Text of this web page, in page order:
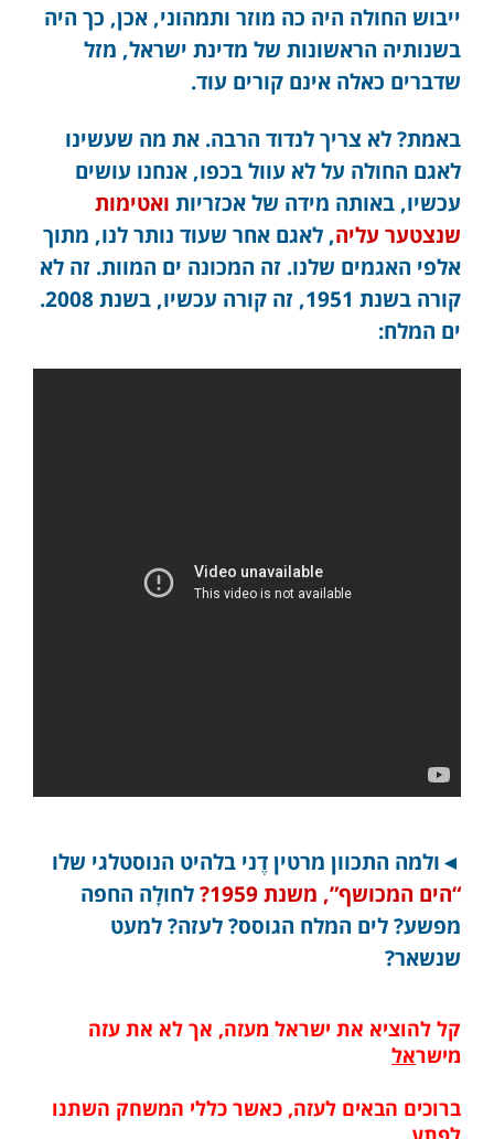
ייבוש החולה היה כה מוזר ותמהוני, אכן, כך היה
בשנותיה הראשונות של מדינת ישראל, מזל
שדברים כאלה אינם קורים עוד.
באמת? לא צריך לנדוד הרבה. את מה שעשינו
לאגם החולה על לא עוול בכפו, אנחנו עושים
עכשיו, באותה מידה של אכזריות ואטימות
שנצטער עליה, לאגם אחר שעוד נותר לנו, מתוך
אלפי האגמים שלנו. זה המכונה ים המוות. זה לא
קורה בשנת 1951, זה קורה עכשיו, בשנת 2008.
ים המלח:
◄ולמה התכוון מרטין דֶני בלהיט הנוסטלגי שלו
“הים המכושף”, משנת 1959?
לחולָה החפה
מפשע? לים המלח הגוסס? לעזה? למעט
שנשאר?
קל להוציא את ישראל מעזה, אך לא את עזה
מישראל
ברוכים הבאים לעזה, כאשר כללי המשחק השתנו